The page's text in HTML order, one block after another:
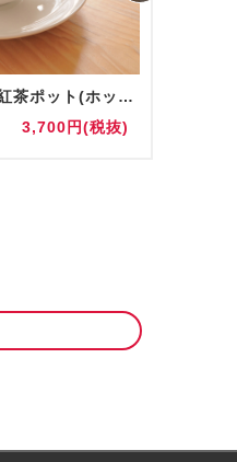
【追加】コーヒー・紅茶ポット(ホット・アイス) 陶器/グラス提供
3,700円(税抜)